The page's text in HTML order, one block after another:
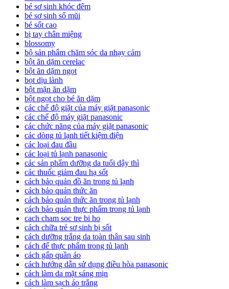
bé sơ sinh khóc đêm
bé sơ sinh sổ mũi
bé sốt cao
bị tay chân miệng
blossomy
bộ sản phẩm chăm sóc da nhạy cảm
bột ăn dặm cerelac
bột ăn dặm ngọt
bọt dịu lành
bột mặn ăn dặm
bột ngọt cho bé ăn dặm
các chế độ giặt của máy giặt panasonic
các chế độ máy giặt panasonic
các chức năng của máy giặt panasonic
các dòng tủ lạnh tiết kiệm điện
các loại đau đầu
các loại tủ lạnh panasonic
các sản phẩm dưỡng da tuổi dậy thì
các thuốc giảm đau hạ sốt
cách bảo quản đồ ăn trong tủ lạnh
cách bảo quản thức ăn
cách bảo quản thức ăn trong tủ lạnh
cách bảo quản thực phẩm trong tủ lạnh
cach cham soc tre bi ho
cách chữa trẻ sơ sinh bị sốt
cách dưỡng trắng da toàn thân sau sinh
cách để thực phẩm trong tủ lạnh
cách gấp quần áo
cách hướng dẫn sử dụng điều hòa panasonic
cách làm da mặt sáng mịn
cách làm sạch áo trắng